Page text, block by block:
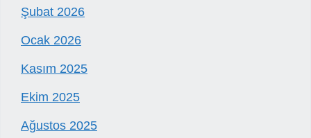
Şubat 2026
Ocak 2026
Kasım 2025
Ekim 2025
Ağustos 2025